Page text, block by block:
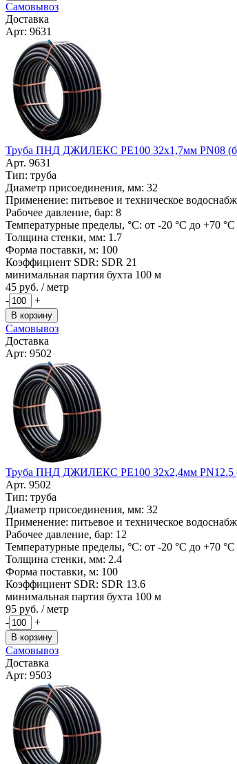
Самовывоз
Доставка
Арт: 9631
Труба ПНД ДЖИЛЕКС РЕ100 32х1,7мм PN08
Арт. 9631
Тип: труба
Диаметр присоединения, мм: 32
Применение: питьевое и техническое
Рабочее давление, бар: 8
Температурные пределы, °C: от -20 °C до +70 °C
Толщина стенки, мм: 1.7
Форма поставки, м: 100
Коэффициент SDR: SDR 21
минимальная партия бухта 100 м
45 руб. / метр
-
+
В корзину
Самовывоз
Доставка
Арт: 9502
Труба ПНД ДЖИЛЕКС РЕ100 32х2,4мм PN12.5
Арт. 9502
Тип: труба
Диаметр присоединения, мм: 32
Применение: питьевое и техническое
Рабочее давление, бар: 12
Температурные пределы, °C: от -20 °C до +70 °C
Толщина стенки, мм: 2.4
Форма поставки, м: 100
Коэффициент SDR: SDR 13.6
минимальная партия бухта 100 м
95 руб. / метр
-
+
В корзину
Самовывоз
Доставка
Арт: 9503